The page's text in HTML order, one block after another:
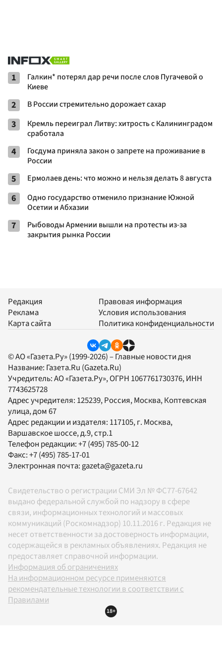
1
Галкин* потерял дар речи после слов Пугачевой о
Киеве
2 В России стремительно дорожает сахар
3
Кремль переиграл Литву: хитрость с Калининградом
сработала
4
Госдума приняла закон о запрете на проживание в
России
5 Ермолаев день: что можно и нельзя делать 8 августа
6
Одно государство отменило признание Южной
Осетии и Абхазии
7
Рыбоводы Армении вышли на протесты из-за
закрытия рынка России
Редакция
Реклама
Карта сайта
Правовая информация
Условия использования
Политика конфиденциальности
© АО «Газета.Ру» (1999-2026) – Главные новости дня
Название: Газета.Ru (Gazeta.Ru)
Учредитель:АО «Газета.Ру», ОГРН 1067761730376, ИНН
7743625728
Адрес учредителя: 125239, Россия, Москва, Коптевская
улица, дом 67
Адрес редакции и издателя: 117105, г. Москва,
Варшавское шоссе, д.9, стр.1
Телефон редакции:+7 (495) 785-00-12
Факс:+7 (495) 785-17-01
Электронная почта: gazeta@gazeta.ru
Свидетельство о регистрации СМИ Эл № ФС77-67642
выдано федеральной службой по надзору в сфере
связи, информационных технологий и массовых
коммуникаций (Роскомнадзор) 10.11.2016 г. Редакция не
несет ответственности за достоверность информации,
содержащейся в рекламных объявлениях. Редакция не
предоставляет справочной информации.
Информация об ограничениях
На информационном ресурсе применяются
рекомендательные технологии в соответствии с
Правилами
18+